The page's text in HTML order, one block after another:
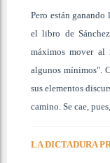
Pero están
el libro de
máximos mover al
algunos mínimos".
sus elementos
camino. Se cae,
LA DICTADURA